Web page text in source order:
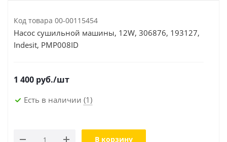
Код товара 00-00115454
Насос сушильной машины, 12W, 306876, 193127,
Indesit, PMP008ID
1 400 руб./шт
Есть в наличии (1)
В корзину